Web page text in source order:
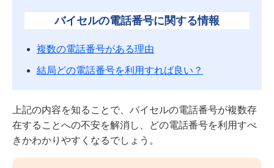
決済確認のための決済コール
【電話がしつこい？】バイセル利用者の電話に関する
評判まとめ
5.2着物買取の申し込みはどの電話番号を利用すれ
ば良い？
5.3店舗持ち込み利用時は電話予約が必要？
バイセルの電話番号に関する情報
複数の電話番号がある理由
結局どの電話番号を利用すれば良い？
上記の内容を知ることで、バイセルの電話番号が複数存
在することへの不安を解消し、どの電話番号を利用すべ
きかわかりやすくなるでしょう。